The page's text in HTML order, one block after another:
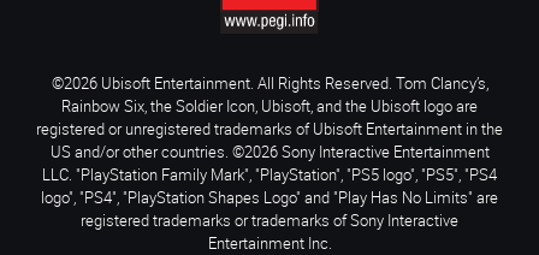
©2026 Ubisoft Entertainment. All Rights Reserved. Tom Clancy’s,
Rainbow Six, the Soldier Icon, Ubisoft, and the Ubisoft logo are
registered or unregistered trademarks of Ubisoft Entertainment in the
US and/or other countries. ©2026 Sony Interactive Entertainment
LLC. "PlayStation Family Mark", "PlayStation", "PS5 logo", "PS5", "PS4
logo", "PS4", "PlayStation Shapes Logo" and "Play Has No Limits" are
registered trademarks or trademarks of Sony Interactive
Entertainment Inc.